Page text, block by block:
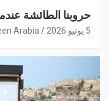
حروبنا الطائشة
5 يونيو 2026 Arabia